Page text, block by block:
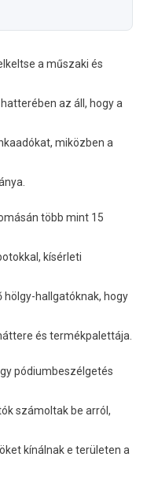
a műszaki és
az áll, hogy a
miközben a
több mint 15
kísérleti
hallgatóknak, hogy
és termékpalettája.
pódiumbeszélgetés
számoltak be arról,
kínálnak e területen a